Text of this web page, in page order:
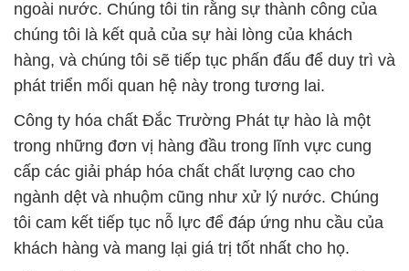
ngoài nước. Chúng tôi tin rằng sự thành công của
chúng tôi là kết quả của sự hài lòng của khách
hàng, và chúng tôi sẽ tiếp tục phấn đấu để duy trì và
phát triển mối quan hệ này trong tương lai.
Công ty hóa chất Đắc Trường Phát tự hào là một
trong những đơn vị hàng đầu trong lĩnh vực cung
cấp các giải pháp hóa chất chất lượng cao cho
ngành dệt và nhuộm cũng như xử lý nước. Chúng
tôi cam kết tiếp tục nỗ lực để đáp ứng nhu cầu của
khách hàng và mang lại giá trị tốt nhất cho họ.